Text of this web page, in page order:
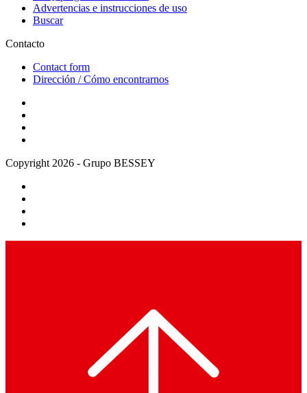
Advertencias e instrucciones de uso
Buscar
Contacto
Contact form
Dirección / Cómo encontrarnos
Copyright 2026 - Grupo BESSEY